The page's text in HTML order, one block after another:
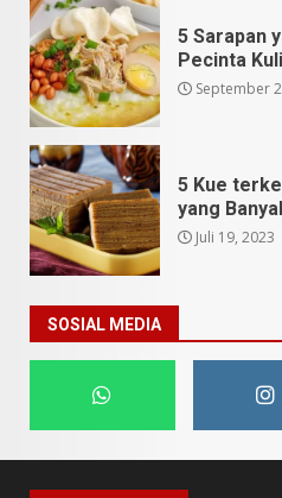
5 Sarapan
Pecinta
September
5 Kue
yang
Juli 19, 2023
SOSIAL MEDIA